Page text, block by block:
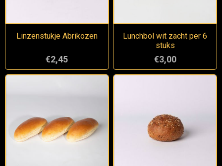
Linzenstukje Abrikozen
€2,45
Lunchbol wit zacht per 6
stuks
€3,00